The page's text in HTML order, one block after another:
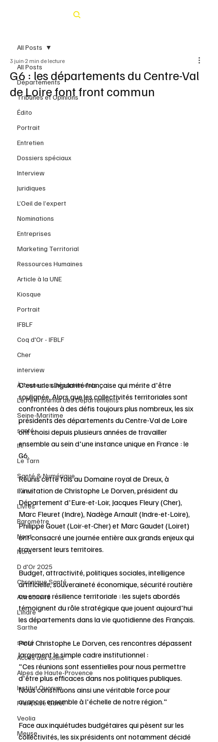
All Posts
Départements
Tribunes et Opinions
Édito
Portrait
Entretien
Dossiers spéciaux
Interview
Juridiques
L’Oeil de l’expert
Nominations
Entreprises
Marketing Territorial
Ressources Humaines
Article à la UNE
Kiosque
Portrait
IFBLF
Coq d'Or - IFBLF
Cher
interview
À la une des Départements
Le Petit Journal des Départements
Seine-Maritime
santé
IA
Le Tarn
Santé & Numérique
livres
Livres
Baromètre
Nord
Nord
D d'Or 2025
Chronique Santé
Attractivité
L'Indre
Sarthe
santé
Accès aux soins
Alpes de Haute-Provence
Institut Quorum
Françoise Gatel
Veolia
Meuse
All Posts
G6 : les départements du Centre-Val
de Loire font front commun
3 juin 2 min de lecture
C'est une singularité française qui mérite d'être
soulignée. Alors que les collectivités territoriales sont
confrontées à des défis toujours plus nombreux, les six
présidents des départements du Centre-Val de Loire
ont choisi depuis plusieurs années de travailler
ensemble au sein d'une instance unique en France : le
G6.
Réunis cette fois au Domaine royal de Dreux, à
l'invitation de Christophe Le Dorven, président du
Département d'Eure-et-Loir, Jacques Fleury (Cher),
Marc Fleuret (Indre), Nadège Arnault (Indre-et-Loire),
Philippe Gouet (Loir-et-Cher) et Marc Gaudet (Loiret)
ont consacré une journée entière aux grands enjeux qui
traversent leurs territoires.
Budget, attractivité, politiques sociales, intelligence
artificielle, souveraineté économique, sécurité routière
ou encore résilience territoriale : les sujets abordés
témoignent du rôle stratégique que jouent aujourd'hui
les départements dans la vie quotidienne des Français.
Pour Christophe Le Dorven, ces rencontres dépassent
largement le simple cadre institutionnel :
"Ces réunions sont essentielles pour nous permettre
d'être plus efficaces dans nos politiques publiques.
Nous constituons ainsi une véritable force pour
avancer ensemble à l'échelle de notre région."
Face aux inquiétudes budgétaires qui pèsent sur les
collectivités, les six présidents ont notamment décidé